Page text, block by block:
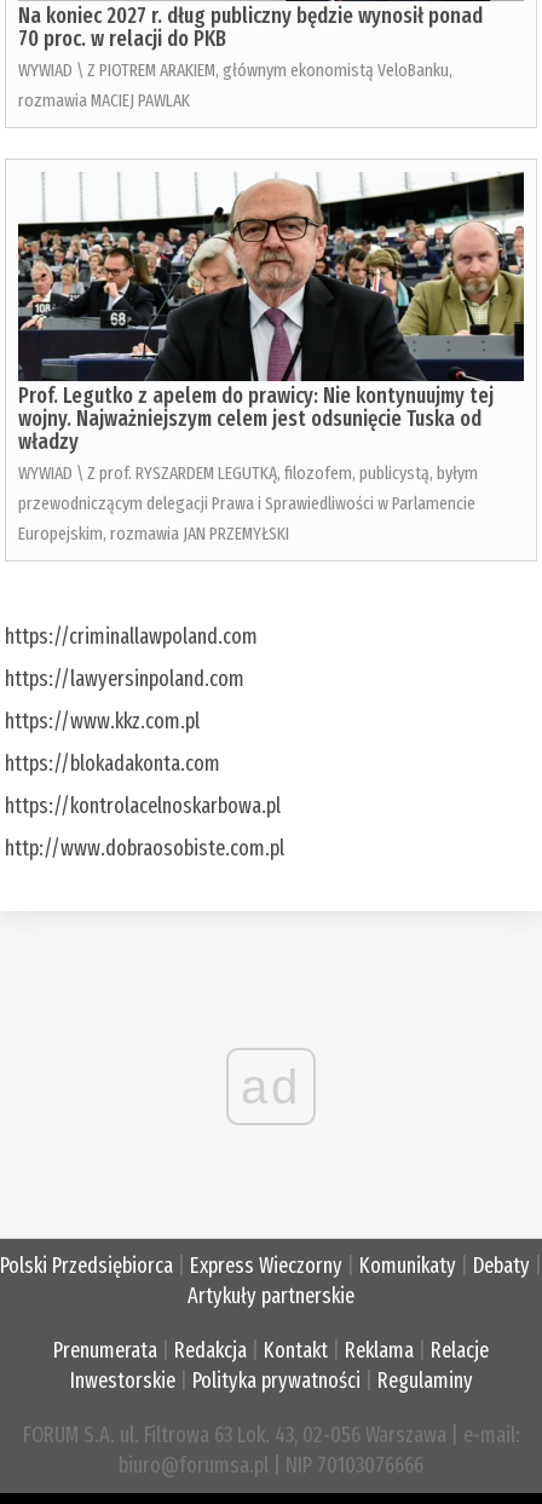
Na koniec 2027 r. dług publiczny będzie wynosił ponad
70 proc. w relacji do PKB
WYWIAD \ Z PIOTREM ARAKIEM, głównym ekonomistą VeloBanku,
rozmawia MACIEJ PAWLAK
Prof. Legutko z apelem do prawicy: Nie kontynuujmy tej
wojny. Najważniejszym celem jest odsunięcie Tuska od
władzy
WYWIAD \ Z prof. RYSZARDEM LEGUTKĄ, filozofem, publicystą, byłym
przewodniczącym delegacji Prawa i Sprawiedliwości w Parlamencie
Europejskim, rozmawia JAN PRZEMYŁSKI
https://criminallawpoland.com
https://lawyersinpoland.com
https://www.kkz.com.pl
https://blokadakonta.com
https://kontrolacelnoskarbowa.pl
http://www.dobraosobiste.com.pl
ad
Polski Przedsiębiorca Express Wieczorny Komunikaty Debaty
Artykuły partnerskie
Prenumerata Redakcja Kontakt Reklama
Relacje
Inwestorskie| Polityka prywatności Regulaminy
FORUM S.A. ul. Filtrowa 63 Lok. 43, 02-056 Warszawa | e-mail:
biuro@forumsa.pl | NIP 70103076666